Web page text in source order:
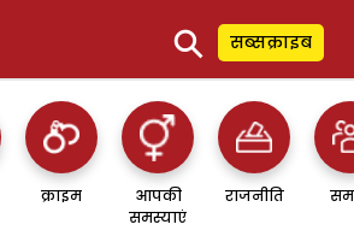
⚲ सब्सक्राइब
क्राइम
आपकी
समस्याएं
राजनीति